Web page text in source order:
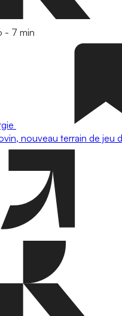
- 7 min
nouveau terrain de jeu